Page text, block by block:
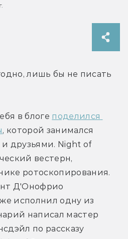
лишь бы не писать
в блоге поделился
, которой занимался
и друзьями. Night of
вестерн,
ротоскопирования.
Д'Онофрио
исполнил одну из
написал мастер
по рассказу